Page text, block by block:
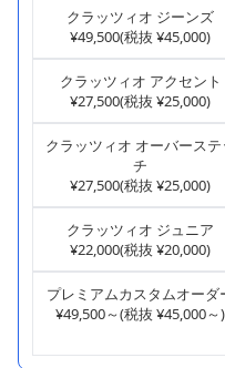
クラッツィオ ジーンズ
¥49,500(税抜 ¥45,000)
クラッツィオ アクセント
¥27,500(税抜 ¥25,000)
クラッツィオ オーバーステ
チ
¥27,500(税抜 ¥25,000)
クラッツィオ ジュニア
¥22,000(税抜 ¥20,000)
プレミアムカスタムオーダ
¥49,500～(税抜 ¥45,000～)